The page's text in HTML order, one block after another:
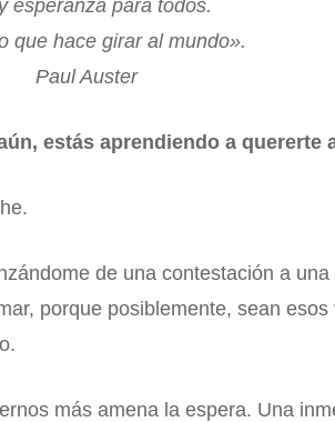
esperanza para todos.
que hace girar al mundo».
Paul Auster
estás aprendiendo a quererte
de una contestación a
porque posiblemente, sean
más amena la espera. Una